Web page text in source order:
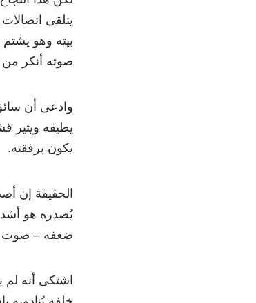
يتلقى
بيته وهو يشتم
صوته أنكر
وادعى أن
يطيقه ويثير
يكون برفقته.
الحقيقة إن
يُصدره هو أشد
ضعفه – صوت
اشتكى أنه